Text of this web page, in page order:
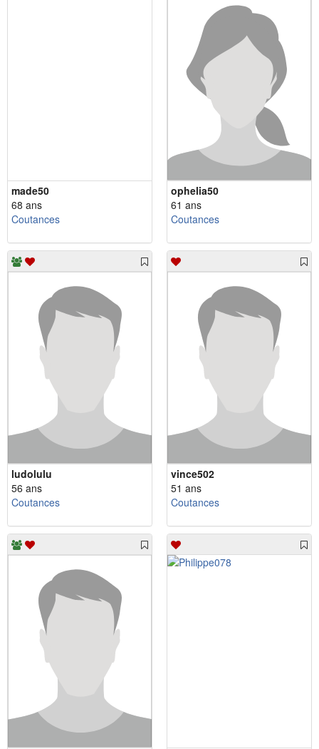
made50
68 ans
Coutances
ophelia50
61 ans
Coutances
ludolulu
56 ans
Coutances
vince502
51 ans
Coutances